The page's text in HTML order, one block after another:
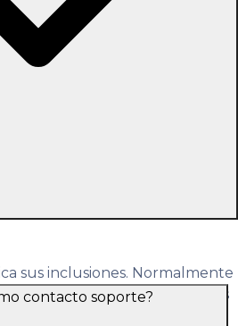
sus inclusiones. Normalmente
y actividades. Vuelos/traslados
contacto soporte?